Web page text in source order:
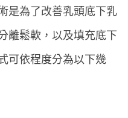
是為了改善乳頭底下乳
離鬆軟，以及填充底下
可依程度分為以下幾